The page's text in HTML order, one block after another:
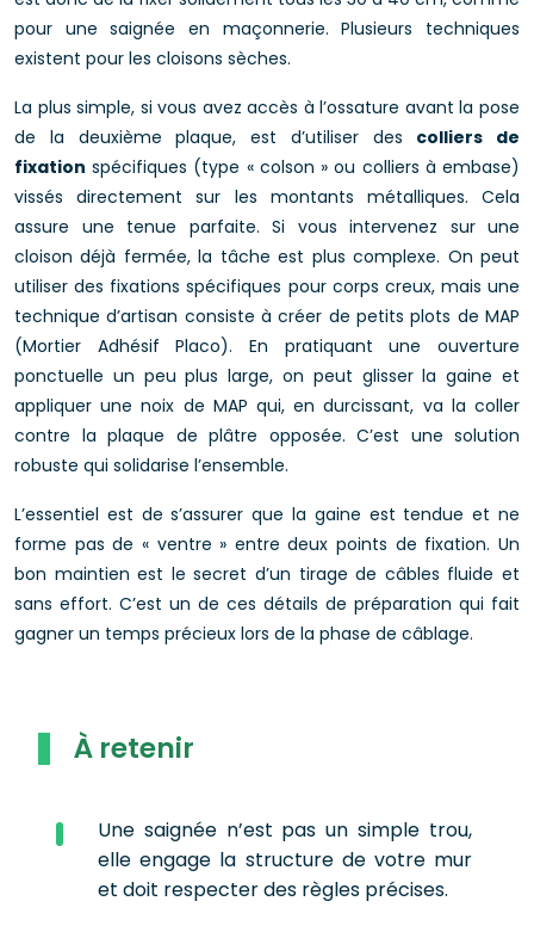
pour une saignée en maçonnerie. Plusieurs techniques
existent pour les cloisons sèches.
La plus simple, si vous avez accès à l’ossature avant la pose
de la deuxième plaque, est d’utiliser des colliers de
fixation spécifiques (type « colson » ou colliers à embase)
vissés directement sur les montants métalliques. Cela
assure une tenue parfaite. Si vous intervenez sur une
cloison déjà fermée, la tâche est plus complexe. On peut
utiliser des fixations spécifiques pour corps creux, mais une
technique d’artisan consiste à créer de petits plots de MAP
(Mortier Adhésif Placo). En pratiquant une ouverture
ponctuelle un peu plus large, on peut glisser la gaine et
appliquer une noix de MAP qui, en durcissant, va la coller
contre la plaque de plâtre opposée. C’est une solution
robuste qui solidarise l’ensemble.
L’essentiel est de s’assurer que la gaine est tendue et ne
forme pas de « ventre » entre deux points de fixation. Un
bon maintien est le secret d’un tirage de câbles fluide et
sans effort. C’est un de ces détails de préparation qui fait
gagner un temps précieux lors de la phase de câblage.
À retenir
Une saignée n’est pas un simple trou,
elle engage la structure de votre mur
et doit respecter des règles précises.